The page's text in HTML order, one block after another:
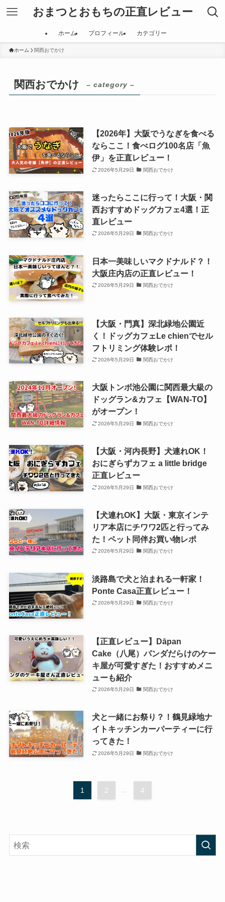
おまつとおもちの正直レビュー
ホーム プロフィール カテゴリー
ホーム 関西おでかけ
関西おでかけ – category –
【2026年】大阪でうなぎを食べる
ならここ！食べログ100名店「魚
伊」を正直レビュー！
2026年5月29日 関西おでかけ
迷ったらここに行って！大阪・関
西おすすめドッグカフェ4選！正
直レビュー
2026年5月29日 関西おでかけ
日本一美味しいマクドナルド？！
大阪庄内店の正直レビュー！
2026年5月29日 関西おでかけ
【大阪・門真】深北緑地公園近
く！ドッグカフェLe chienでセル
フトリミング体験レポ！
2026年5月29日 関西おでかけ
大阪トンボ池公園に関西最大級の
ドッグラン&カフェ【WAN-TO】
がオープン！
2026年5月29日 関西おでかけ
【大阪・河内長野】犬連れOK！
おにぎらずカフェ a little bridge
正直レビュー
2026年5月29日 関西おでかけ
【犬連れOK】大阪・東京インテ
リア本店にチワワ2匹と行ってみ
た！ペット同伴お買い物レポ
2026年5月29日 関西おでかけ
淡路島で犬と泊まれる一軒家！
Ponte Casa正直レビュー！
2026年5月29日 関西おでかけ
【正直レビュー】Dāpan
Cake（八尾）パンダだらけのケー
キ屋が可愛すぎた！おすすめメニ
ューも紹介
2026年5月29日 関西おでかけ
犬と一緒にお祭り？！鶴見緑地ナ
イトキッチンカーパーティーに行
ってきた！
2026年5月29日 関西おでかけ
1 2 4